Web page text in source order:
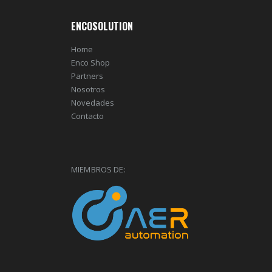
ENCOSOLUTION
Home
Enco Shop
Partners
Nosotros
Novedades
Contacto
MIEMBROS DE: